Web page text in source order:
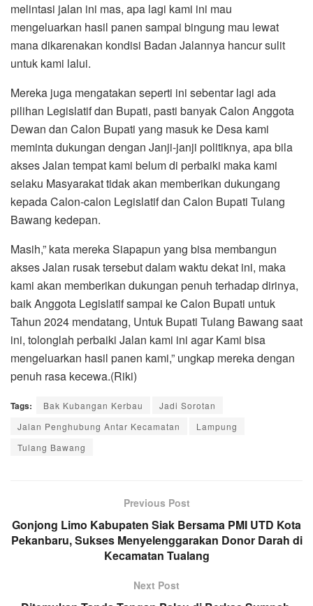
melintasi jalan ini mas, apa lagi kami ini mau
mengeluarkan hasil panen sampai bingung mau lewat
mana dikarenakan kondisi Badan Jalannya hancur sulit
untuk kami lalui.
Mereka juga mengatakan seperti ini sebentar lagi ada
pilihan Legislatif dan Bupati, pasti banyak Calon Anggota
Dewan dan Calon Bupati yang masuk ke Desa kami
meminta dukungan dengan Janji-janji politiknya, apa bila
akses Jalan tempat kami belum di perbaiki maka kami
selaku Masyarakat tidak akan memberikan dukungang
kepada Calon-calon Legislatif dan Calon Bupati Tulang
Bawang kedepan.
Masih,” kata mereka Siapapun yang bisa membangun
akses Jalan rusak tersebut dalam waktu dekat ini, maka
kami akan memberikan dukungan penuh terhadap dirinya,
baik Anggota Legislatif sampai ke Calon Bupati untuk
Tahun 2024 mendatang, Untuk Bupati Tulang Bawang saat
ini, tolonglah perbaiki Jalan kami ini agar Kami bisa
mengeluarkan hasil panen kami,” ungkap mereka dengan
penuh rasa kecewa.(Riki)
Tags: Bak Kubangan Kerbau
Jadi Sorotan
Jalan Penghubung Antar Kecamatan
Lampung
Tulang Bawang
Previous Post
Gonjong Limo Kabupaten Siak Bersama PMI UTD Kota
Pekanbaru, Sukses Menyelenggarakan Donor Darah di
Kecamatan Tualang
Next Post